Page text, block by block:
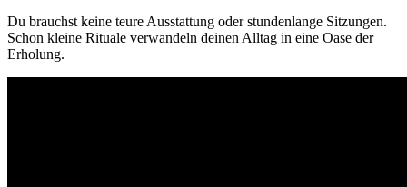
Du brauchst keine teure Ausstattung oder stundenlange Sitzungen.
Schon kleine Rituale verwandeln deinen Alltag in eine Oase der
Erholung.